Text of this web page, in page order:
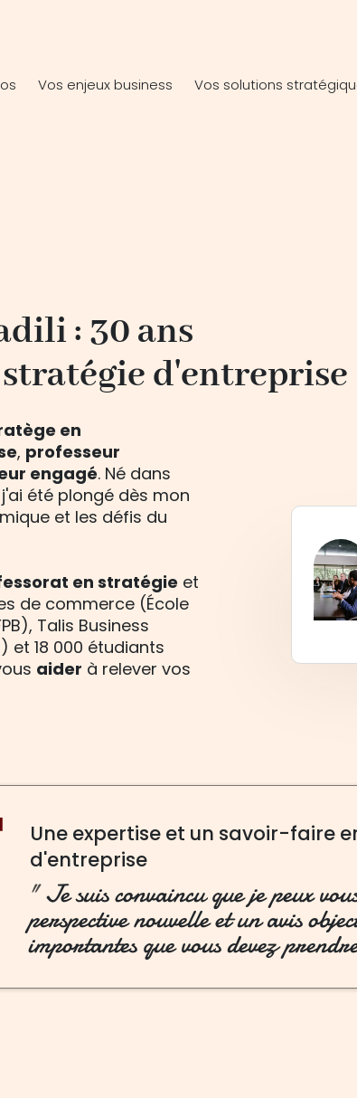
Vos enjeux business Vos solutions
: 30 ans
d'entreprise
en
, professeur
engagé. Né dans
été plongé dès mon
et les défis du
en stratégie et
de commerce (École
Talis Business
et 18 000 étudiants
aider à relever vos
Une expertise et un savoir-faire
d'entreprise
"Je suis convaincu que je peux
perspective nouvelle et un avis
importantes que vous devez